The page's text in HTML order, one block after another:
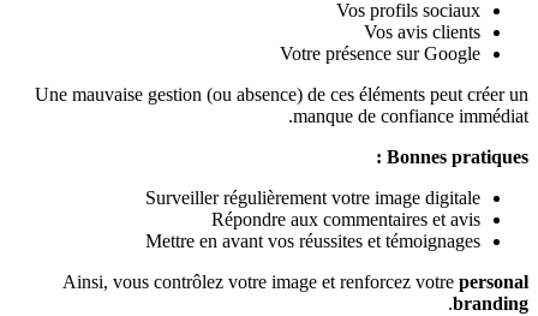
Vos profils sociaux
Vos avis clients
Votre présence sur Google
Une mauvaise gestion (ou absence) de ces éléments peut créer un
manque de confiance immédiat.
Bonnes pratiques :
Surveiller régulièrement votre image digitale
Répondre aux commentaires et avis
Mettre en avant vos réussites et témoignages
Ainsi, vous contrôlez votre image et renforcez votre personal
branding
.